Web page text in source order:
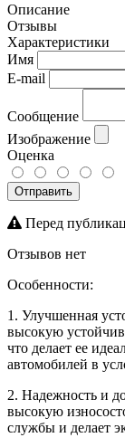
Описание
Отзывы
Характеристики
Имя
E-mail
Сообщение
Изображение
Оценка
Отправить
Перед
Отзывов нет
Особенности:
1. Улучшенная
высокую
что делает ее
автомобилей в
2. Надежность и
высокую
службы и делает